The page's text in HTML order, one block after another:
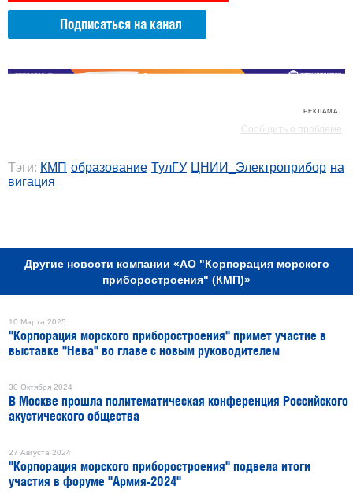
Подписаться на канал
РЕКЛАМА
Сообщить о проблеме
Тэги: КМП образование ТулГУ ЦНИИ_Электроприбор на
вигация
Другие новости компании «АО "Корпорация морского
приборостроения" (КМП)»
10 Марта 2025
"Корпорация морского приборостроения" примет участие в
выставке "Нева" во главе с новым руководителем
30 Октября 2024
В Москве прошла политематическая конференция Российского
акустического общества
27 Августа 2024
"Корпорация морского приборостроения" подвела итоги
участия в форуме "Армия-2024"